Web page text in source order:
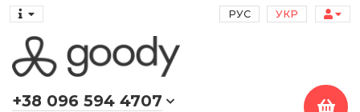
РУС УКР
+38 096 594 4707